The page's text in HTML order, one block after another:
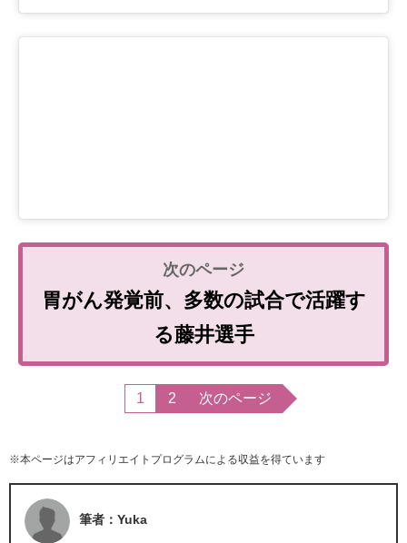
胃がん発覚前、多数の試合で活躍す
る藤井選手
1 2 次のページ
※本ページはアフィリエイトプログラムによる収益を得ています
筆者：Yuka